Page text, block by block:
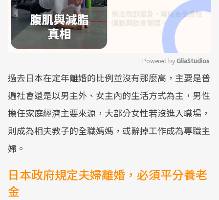
Mute
Powered by GliaStudios
過去日本在定年離婚的比例並沒有那麼高，主要是普
遍社會還是以男主外、女主內的生活方式為主，男性
擔任家庭經濟主要來源，大部分女性若沒進入職場，
則成為相夫教子的全職媽媽，或辭掉工作成為專職主
婦。
日本政府規定夫婦離婚，必須平分養老
金